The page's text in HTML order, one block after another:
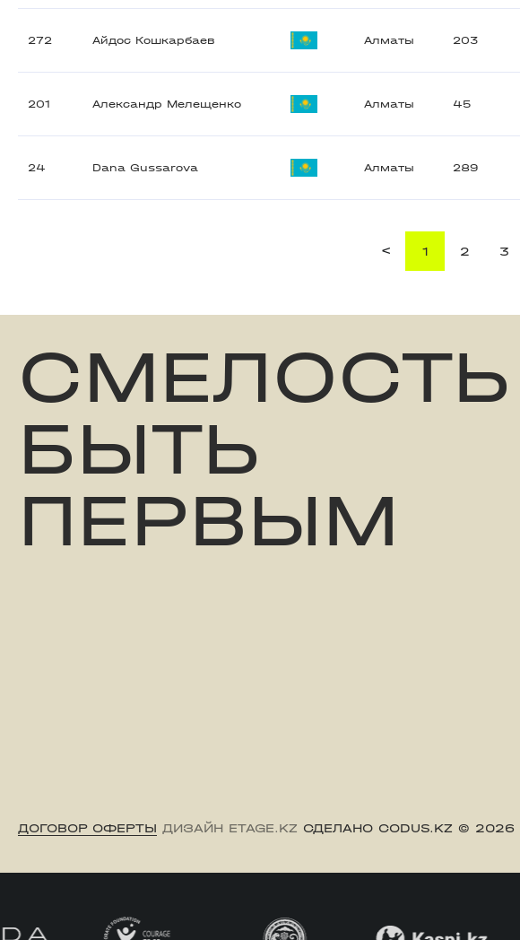
272 Айдос Кошкарбаев Алматы 203
201 Александр Мелещенко Алматы 45
24 Dana Gussarova Алматы 289
< 1 2 3
СМЕЛОСТЬ
БЫТЬ
ПЕРВЫМ
ДОГОВОР ОФЕРТЫ ДИЗАЙН ETAGE.KZ СДЕЛАНО CODUS.KZ © 2026